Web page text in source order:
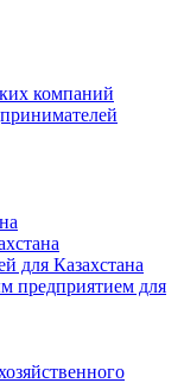
компаний
для Казахстана
предприятием для